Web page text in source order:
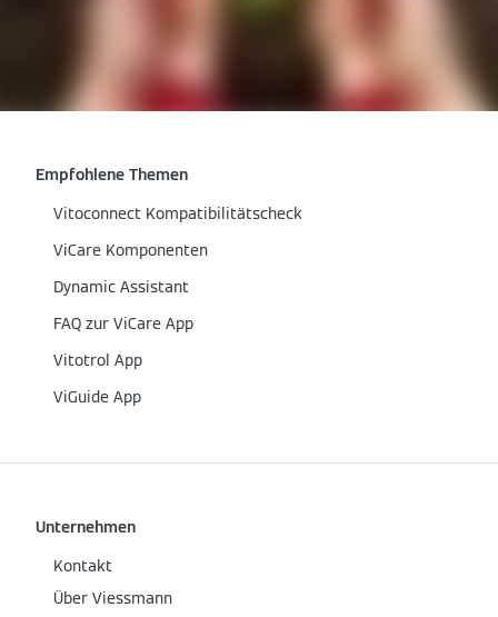
Empfohlene Themen
Vitoconnect Kompatibilitätscheck
ViCare Komponenten
Dynamic Assistant
FAQ zur ViCare App
Vitotrol App
ViGuide App
Unternehmen
Kontakt
Über Viessmann